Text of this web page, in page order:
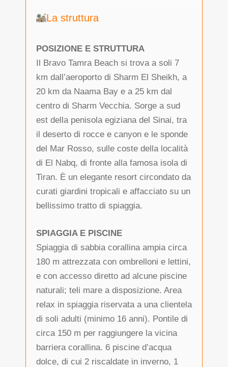
La struttura
POSIZIONE E STRUTTURA
Il Bravo Tamra Beach si trova a soli 7
km dall’aeroporto di Sharm El Sheikh, a
20 km da Naama Bay e a 25 km dal
centro di Sharm Vecchia. Sorge a sud
est della penisola egiziana del Sinai, tra
il deserto di rocce e canyon e le sponde
del Mar Rosso, sulle coste della località
di El Nabq, di fronte alla famosa isola di
Tiran. È un elegante resort circondato da
curati giardini tropicali e affacciato su un
bellissimo tratto di spiaggia.
SPIAGGIA E PISCINE
Spiaggia di sabbia corallina ampia circa
180 m attrezzata con ombrelloni e lettini,
e con accesso diretto ad alcune piscine
naturali; teli mare a disposizione. Area
relax in spiaggia riservata a una clientela
di soli adulti (minimo 16 anni). Pontile di
circa 150 m per raggiungere la vicina
barriera corallina. 6 piscine d’acqua
dolce, di cui 2 riscaldate in inverno, 1